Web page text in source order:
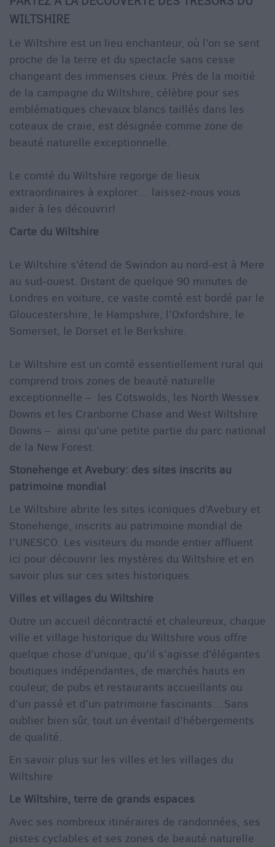
WILTSHIRE
Le Wiltshire est un lieu enchanteur, où l’on se sent
proche de la terre et du spectacle sans cesse
changeant des immenses cieux. Près de la moitié
de la campagne du Wiltshire, célèbre pour ses
emblématiques chevaux blancs taillés dans les
coteaux de craie, est désignée comme zone de
beauté naturelle exceptionnelle.
Le comté du Wiltshire regorge de lieux
extraordinaires à explorer… laissez-nous vous
aider à les découvrir!
Carte du Wiltshire
Le Wiltshire s’étend de Swindon au nord-est à Mere
au sud-ouest. Distant de quelque 90 minutes de
Londres en voiture, ce vaste comté est bordé par le
Gloucestershire, le Hampshire, l’Oxfordshire, le
Somerset, le Dorset et le Berkshire.
Le Wiltshire est un comté essentiellement rural qui
comprend trois zones de beauté naturelle
exceptionnelle – les Cotswolds, les North Wessex
Downs et les Cranborne Chase and West Wiltshire
Downs – ainsi qu’une petite partie du parc national
de la New Forest.
Stonehenge et Avebury: des sites inscrits au
patrimoine mondial
Le Wiltshire abrite les sites iconiques d’Avebury et
Stonehenge, inscrits au patrimoine mondial de
l’UNESCO. Les visiteurs du monde entier affluent
ici pour découvrir les mystères du Wiltshire et en
savoir plus sur ces sites historiques.
Villes et villages du Wiltshire
Outre un accueil décontracté et chaleureux, chaque
ville et village historique du Wiltshire vous offre
quelque chose d’unique, qu’il s’agisse d’élégantes
boutiques indépendantes, de marchés hauts en
couleur, de pubs et restaurants accueillants ou
d’un passé et d’un patrimoine fascinants…Sans
oublier bien sûr, tout un éventail d’hébergements
de qualité.
En savoir plus sur les villes et les villages du
Wiltshire
Le Wiltshire, terre de grands espaces
Avec ses nombreux itinéraires de randonnées, ses
pistes cyclables et ses zones de beauté naturelle